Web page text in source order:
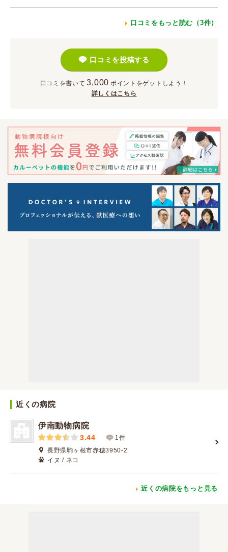
口コミをもっと読む（3件）
口コミを投稿する
口コミを書いて 3,000 ポイント をゲットしよう！
詳しくはこちら
近くの病院
伊南動物病院
3.44
1件
長野県駒ヶ根市赤穂3950-2
イヌ / ネコ
近くの病院をもっと見る